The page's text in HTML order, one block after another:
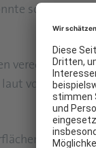
sogar an
veredelten
vorläufigen